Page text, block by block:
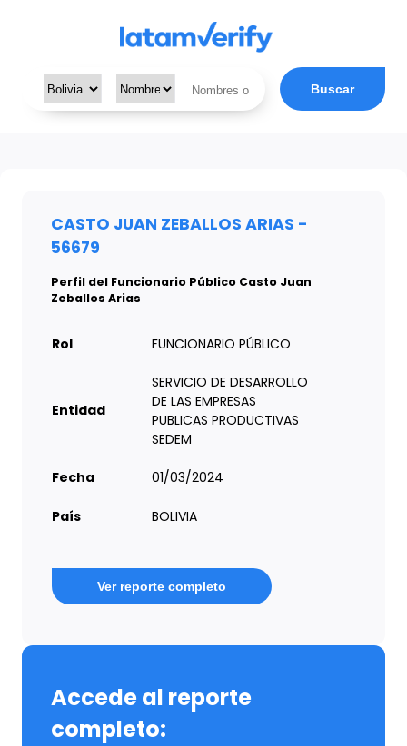
Buscar
CASTO JUAN ZEBALLOS ARIAS -
56679
Perfil del Funcionario Público Casto Juan
Zeballos Arias
Rol FUNCIONARIO PÚBLICO
Entidad
SERVICIO DE DESARROLLO
DE LAS EMPRESAS
PUBLICAS PRODUCTIVAS
SEDEM
Fecha 01/03/2024
País BOLIVIA
Ver reporte completo
Accede al reporte
completo: